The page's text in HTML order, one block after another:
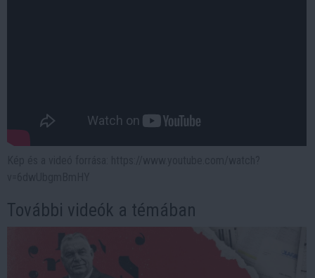
További videók a témában